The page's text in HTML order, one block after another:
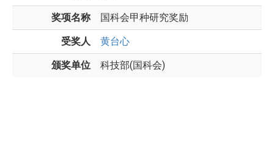
奖项名称 国科会甲种研究奖励
受奖人 黄台心
颁奖单位 科技部(国科会)